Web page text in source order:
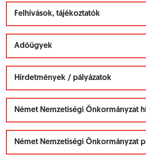
Felhívások, tájékoztatók
Adóügyek
Hírdetmények / pályázatok
Német Nemzetiségi Önkormányzat
Német Nemzetiségi Önkormányzat